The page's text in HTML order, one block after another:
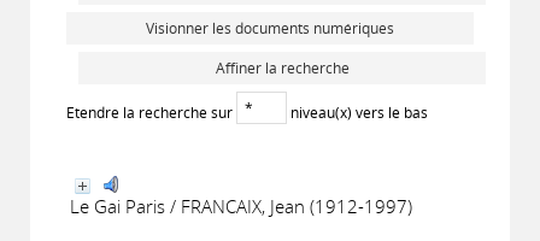
Visionner les documents numériques
Affiner la recherche
Etendre la recherche sur niveau(x) vers le bas
Le Gai Paris / FRANCAIX, Jean (1912-1997)